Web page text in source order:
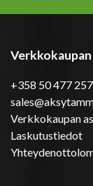
+358 50 477
Verkkokaupan
Laskutustiedot